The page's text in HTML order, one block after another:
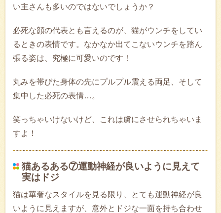
い主さんも多いのではないでしょうか？
必死な顔の代表とも言えるのが、猫がウンチをしてい
るときの表情です。なかなか出てこないウンチを踏ん
張る姿は、究極に可愛いのです！
丸みを帯びた身体の先にプルプル震える両足、そして
集中した必死の表情…。
笑っちゃいけないけど、これは虜にさせられちゃいま
すよ！
猫あるある⑦運動神経が良いように見えて
実はドジ
猫は華奢なスタイルを見る限り、とても運動神経が良
いように見えますが、意外とドジな一面を持ち合わせ